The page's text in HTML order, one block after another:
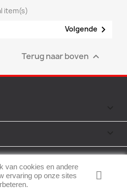
item(s)
Volgende 
Terug naar boven 

van cookies en andere
ervaring op onze sites